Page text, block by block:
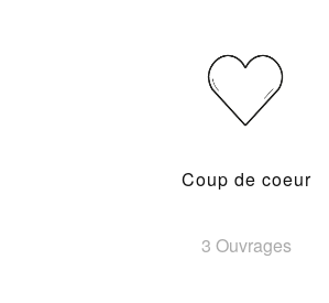
Coup de coeur
3 Ouvrages